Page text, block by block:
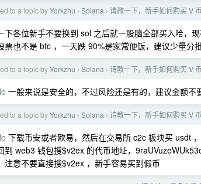
to a topic byYorkzhu › Solana › 请教一下，新手如何购买 V
下各位新手不要换到 sol 之后就一股脑全部买入哈，
票也不是 btc ，一天跌 90%是家常便饭，建议少量分
to a topic byYorkzhu › Solana › 请教一下，新手如何购买 V
一般来说是安全的，不过风险还是有的，建议金额不
to a topic byYorkzhu › Solana › 请教一下，新手如何购买 V
下载币安或者欧易，然后在交易所 c2c 板块买 usdt
到 web3 钱包搜$v2ex 的代币地址，
注意不要直接搜$v2ex ，新手容易买到假币